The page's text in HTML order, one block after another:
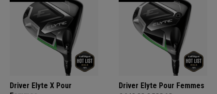
Driver Elyte X Pour
Driver Elyte Pour Femmes